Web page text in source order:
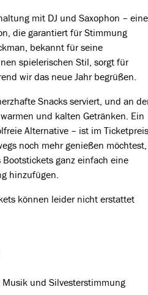
mit DJ und Saxophon – eine
die garantiert für Stimmung
bekannt für seine
spielerischen Stil, sorgt für
wir das neue Jahr begrüßen.
Snacks serviert, und an
und kalten Getränken. Ein
Alternative – ist im Ticketpreis
noch mehr genießen möchtest,
ganz einfach eine
hinzufügen.
können leider nicht erstattet
und Silvesterstimmung